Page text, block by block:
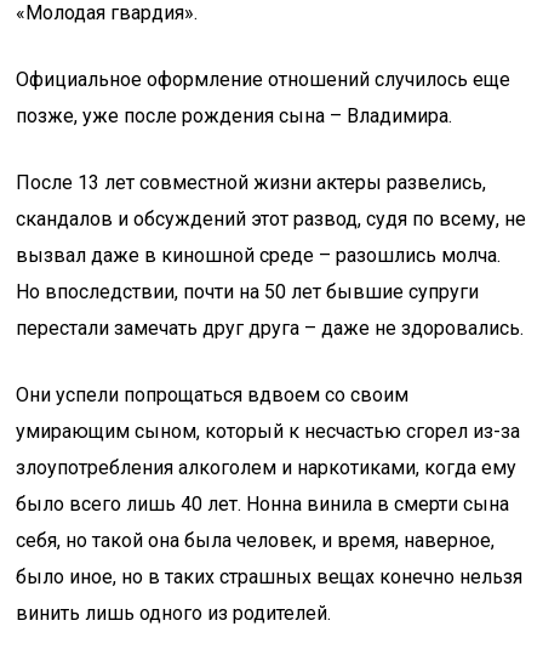
«Молодая гвардия».
Официальное оформление отношений случилось еще
позже, уже после рождения сына – Владимира.
После 13 лет совместной жизни актеры развелись,
скандалов и обсуждений этот развод, судя по всему, не
вызвал даже в киношной среде – разошлись молча.
Но впоследствии, почти на 50 лет бывшие супруги
перестали замечать друг друга – даже не здоровались.
Они успели попрощаться вдвоем со своим
умирающим сыном, который к несчастью сгорел из-за
злоупотребления алкоголем и наркотиками, когда ему
было всего лишь 40 лет. Нонна винила в смерти сына
себя, но такой она была человек, и время, наверное,
было иное, но в таких страшных вещах конечно нельзя
винить лишь одного из родителей.